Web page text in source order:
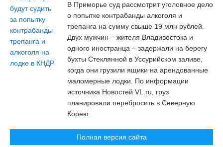
В Приморье суд рассмотрит уголовное дело
о попытке контрабанды алкоголя и
трепанга на сумму свыше 19 млн рублей.
Двух мужчин – жителя Владивостока и
одного иностранца – задержали на берегу
бухты Стеклянной в Уссурийском заливе,
когда они грузили ящики на арендованные
маломерные лодки. По информации
источника Новостей VL.ru, груз
планировали перебросить в Северную
Корею.
Полная версия сайта